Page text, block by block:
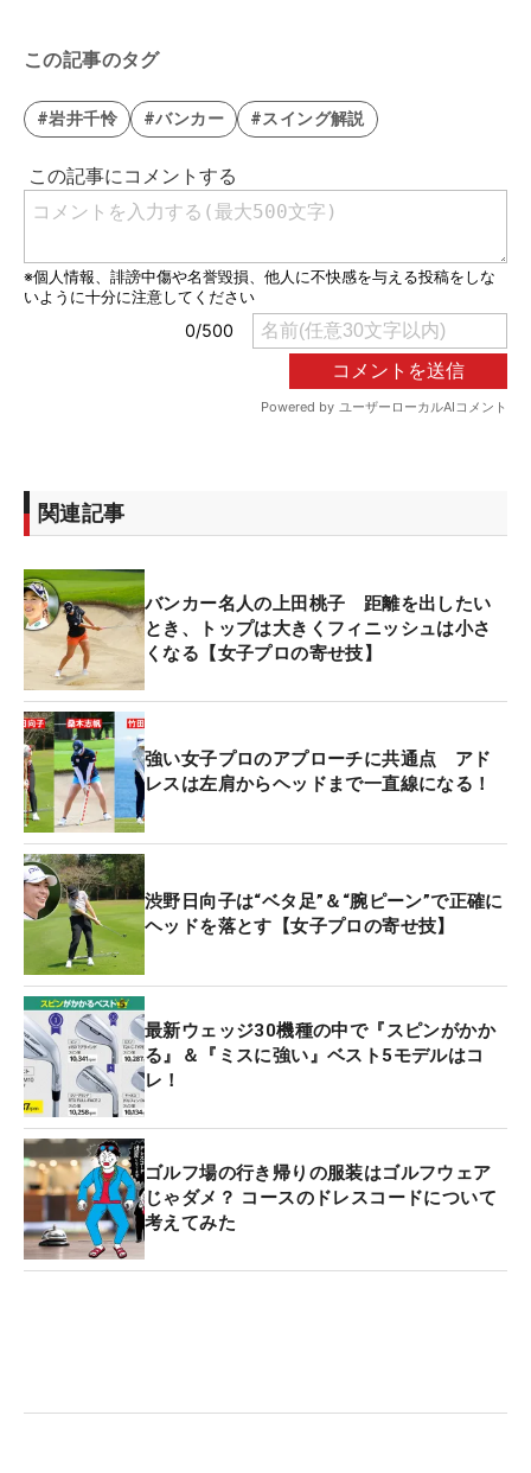
この記事のタグ
#岩井千怜 #バンカー #スイング解説
関連記事
バンカー名人の上田桃子 距離を出したい
とき、トップは大きくフィニッシュは小さ
くなる【女子プロの寄せ技】
強い女子プロのアプローチに共通点 アド
レスは左肩からヘッドまで一直線になる！
渋野日向子は“ベタ足”＆“腕ピーン”で正確に
ヘッドを落とす【女子プロの寄せ技】
最新ウェッジ30機種の中で『スピンがかか
る』＆『ミスに強い』ベスト5モデルはコ
レ！
ゴルフ場の行き帰りの服装はゴルフウェア
じゃダメ？ コースのドレスコードについて
考えてみた